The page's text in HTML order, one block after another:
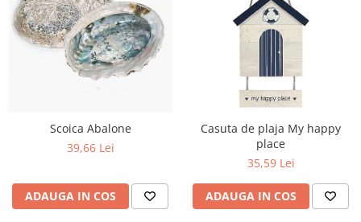
Scoica Abalone
39,66 Lei
ADAUGA IN COS
Casuta de plaja My happy
place
35,59 Lei
ADAUGA IN COS